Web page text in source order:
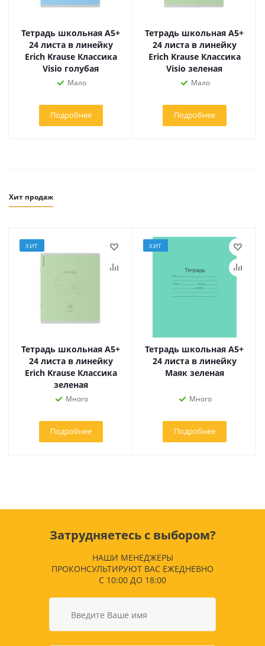
Тетрадь школьная А5+
24 листа в линейку
Erich Krause Классика
Visio голубая
Мало
Подробнее
Тетрадь школьная А5+
24 листа в линейку
Erich Krause Классика
Visio зеленая
Мало
Подробнее
Хит продаж
ХИТ
Тетрадь школьная А5+
24 листа в линейку
Erich Krause Классика
зеленая
Много
Подробнее
ХИТ
Тетрадь школьная А5+
24 листа в линейку
Маяк зеленая
Много
Подробнее
Затрудняетесь с выбором?
НАШИ МЕНЕДЖЕРЫ
ПРОКОНСУЛЬТИРУЮТ ВАС ЕЖЕДНЕВНО
С 10:00 ДО 18:00